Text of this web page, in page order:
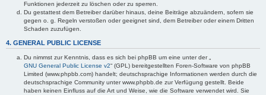
Funktionen jederzeit zu löschen oder zu sperren.
Du gestattest dem Betreiber darüber hinaus, deine Beiträge abzuändern, sofern sie
gegen o. g. Regeln verstoßen oder geeignet sind, dem Betreiber oder einem Dritten
Schaden zuzufügen.
4. GENERAL PUBLIC LICENSE
Du nimmst zur Kenntnis, dass es sich bei phpBB um eine unter der „
GNU General Public License v2“ (GPL) bereitgestellten Foren-Software von phpBB
Limited (www.phpbb.com) handelt; deutschsprachige Informationen werden durch die
deutschsprachige Community unter www.phpbb.de zur Verfügung gestellt. Beide
haben keinen Einfluss auf die Art und Weise, wie die Software verwendet wird. Sie